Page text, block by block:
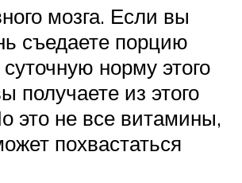
мозга. Если вы
съедаете порцию
норму этого
получаете из этого
это не все витамины,
похвастаться